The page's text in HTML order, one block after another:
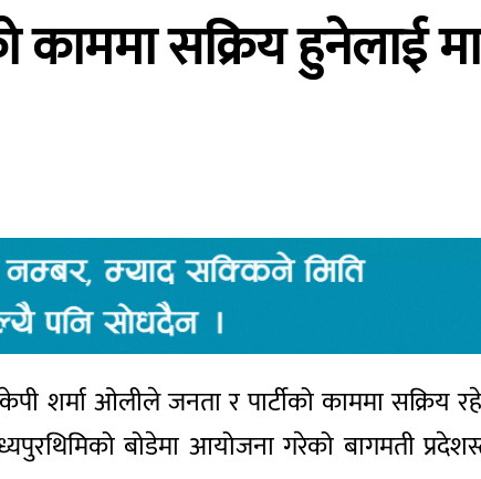
सक्रिय हुनेलाई
शर्मा ओलीले जनता र पार्टीको काममा सक्रिय
बोडेमा आयोजना गरेको बागमती